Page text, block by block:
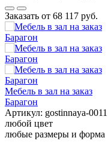
Заказать от 68 117 руб.
Мебель в зал на заказ
Барагон
Артикул: gostinnaya-0011
любой цвет
любые размеры и форма